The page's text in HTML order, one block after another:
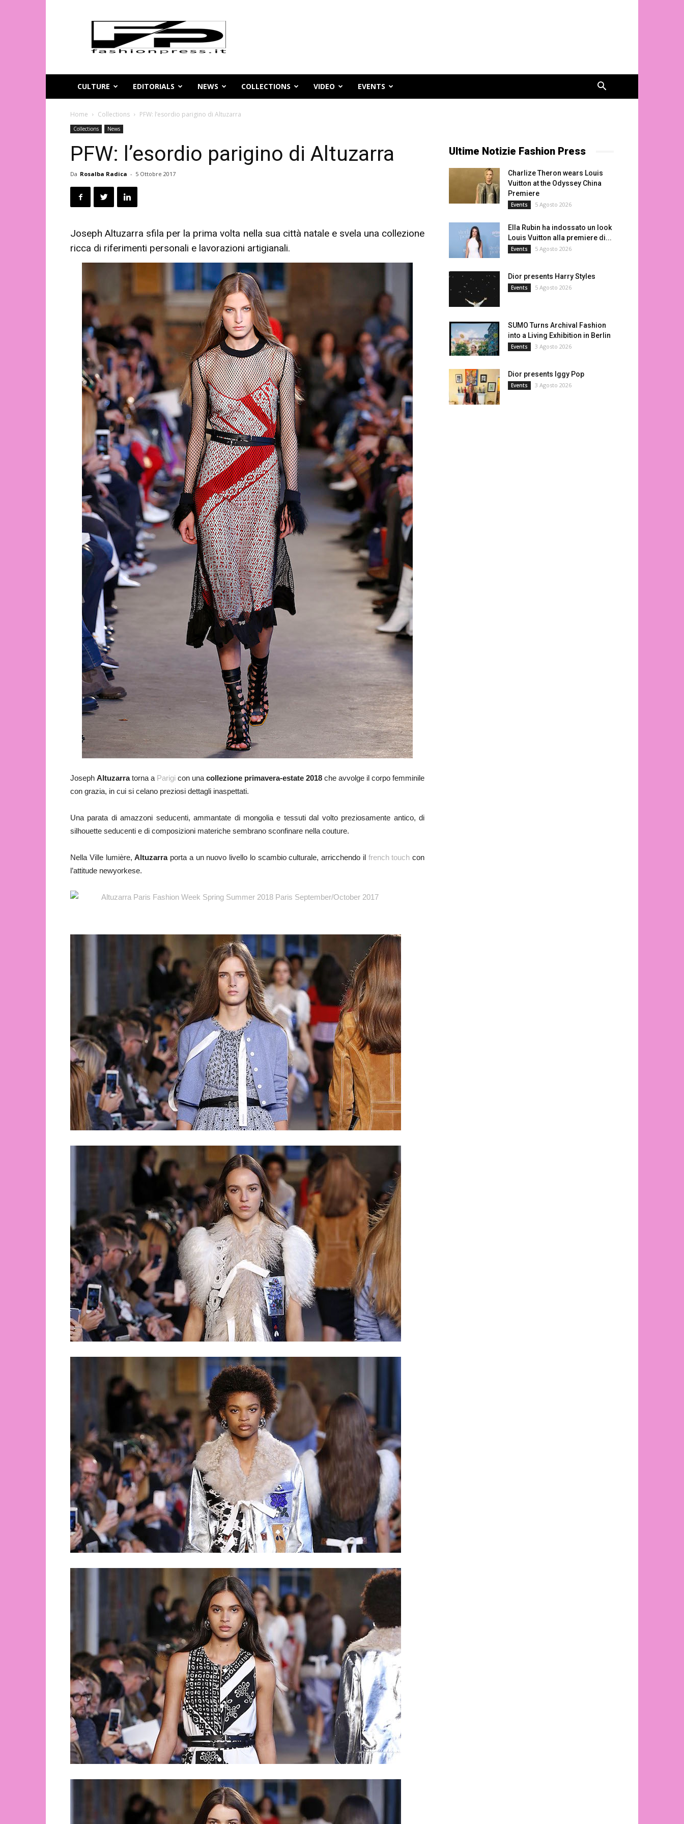
Magazine
moda
online
FashionPress.it
CULTURE
EDITORIALS NEWS COLLECTIONS VIDEO EVENTS
Home Collections PFW: l’esordio parigino di Altuzarra
Collections News
PFW: l’esordio parigino di Altuzarra
Da Rosalba Radica - 5 Ottobre 2017
Joseph Altuzarra sfila per la prima volta nella sua città natale e svela una collezione
ricca di riferimenti personali e lavorazioni artigianali.
Joseph Altuzarratorna a Parigi con una collezione primavera-estate 2018 che avvolge il corpo femminile
con grazia, in cui si celano preziosi dettagli inaspettati.
Una parata di amazzoni seducenti, ammantate di mongolia e tessuti dal volto preziosamente antico, di
silhouette seducenti e di composizioni materiche sembrano sconfinare nella couture.
Nella Ville lumière,Altuzarraporta a un nuovo livello lo scambio culturale, arricchendo il french touch con
l’attitude newyorkese.
Ultime Notizie Fashion Press
Charlize Theron wears Louis
Vuitton at the Odyssey China
Premiere
Events 5 Agosto 2026
Ella Rubin ha indossato un look
Louis Vuitton alla premiere di...
Events 5 Agosto 2026
Dior presents Harry Styles
Events 5 Agosto 2026
SUMO Turns Archival Fashion
into a Living Exhibition in Berlin
Events 3 Agosto 2026
Dior presents Iggy Pop
Events 3 Agosto 2026